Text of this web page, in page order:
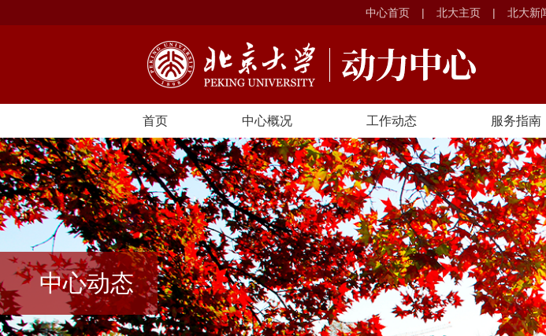
中心首页 | 北大主页 | 北大新
首页 中心概况 工作动态 服务指南
中心动态